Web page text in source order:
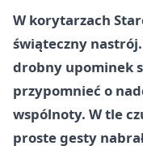
W korytarzach
świąteczny
drobny upominek
przypomnieć o
wspólnoty. W tle
proste gesty